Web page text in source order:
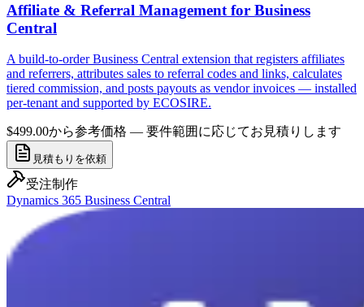
Affiliate & Referral Management for Business
Central
A build-to-order Business Central extension that registers affiliates
and referrers, attributes sales to referral codes and links, calculates
tiered commission, and posts payouts as vendor invoices — installed
per-tenant and supported by ECOSIRE.
$499.00から参考価格 — 要件範囲に応じてお見積りします
見積もりを依頼
受注制作
Dynamics 365 Business Central